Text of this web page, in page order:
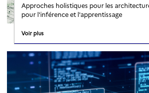
Approches holistiques pour les
pour l'inférence et l'apprentissage
Voir plus